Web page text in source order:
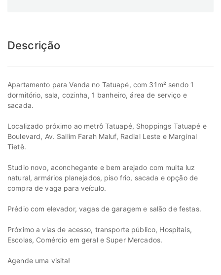
Descrição
Apartamento para Venda no Tatuapé, com 31m² sendo 1
dormitório, sala, cozinha, 1 banheiro, área de serviço e
sacada.
Localizado próximo ao metrô Tatuapé, Shoppings Tatuapé e
Boulevard, Av. Sallim Farah Maluf, Radial Leste e Marginal
Tietê.
Studio novo, aconchegante e bem arejado com muita luz
natural, armários planejados, piso frio, sacada e opção de
compra de vaga para veículo.
Prédio com elevador, vagas de garagem e salão de festas.
Próximo a vias de acesso, transporte público, Hospitais,
Escolas, Comércio em geral e Super Mercados.
Agende uma visita!